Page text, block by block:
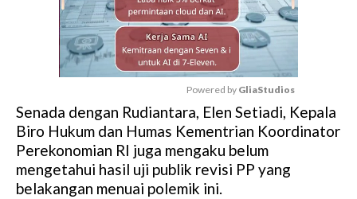
M
u
t
e
Powered by GliaStudios
Senada dengan Rudiantara, Elen Setiadi, Kepala
Biro Hukum dan Humas Kementrian Koordinator
Perekonomian RI juga mengaku belum
mengetahui hasil uji publik revisi PP yang
belakangan menuai polemik ini.